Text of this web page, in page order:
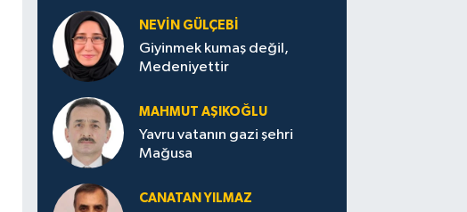
NEVİN GÜLÇEBİ
Giyinmek kumaş değil,
Medeniyettir
MAHMUT AŞIKOĞLU
Yavru vatanın gazi şehri
Mağusa
CANATAN YILMAZ